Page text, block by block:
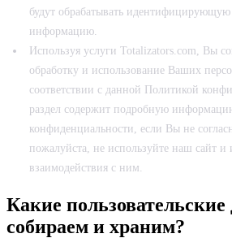
будут обрабатывать
информацию.
Используя услуги Totalizators.com, Вы
обработку и использование Ваших
соответствии с данной Политикой
раздел содержит подробную
конфиденциальности, если Вы не
пожалуйста, не используйте наш сайт и
взаимодействия с ним.
Какие
собираем и храним?